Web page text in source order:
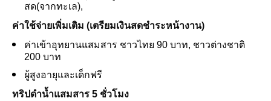
สด(จากทะเล),
ค่าใช้จ่ายเพิ่มเติม (เตรียมเงินสดชำระหน้างาน)
ค่าเข้าอุทยานแสมสาร ชาวไทย 90 บาท, ชาวต่างชาติ
200 บาท
ผู้สูงอายุและเด็กฟรี
ทริปดำน้ำแสมสาร 5 ชั่วโมง